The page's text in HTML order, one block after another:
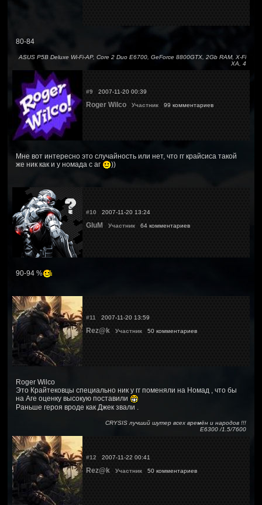
80-84
ASUS P5B Deluxe Wi-Fi-AP, Core 2 Duo E6700, GeForce 8800GTX, 2Gb RAM, X-Fi
XA, 4
#9 2007-11-20 00:39
Roger Wilco Участник 99 комментариев
Мне вот интересно это случайность или нет, что гг крайсиса такой
же ник как и у номада с аг
))
#10 2007-11-20 13:24
GluM Участник 64 комментариев
90-94 %
#11 2007-11-20 13:59
Rez@k Участник 50 комментариев
Roger Wilco
Это Крайтековцы специально ник у гг поменяли на Номад , что бы
на Аге оценку высокую поставили
Раньше героя вроде как Джек звали .
CRYSIS лучший шутер всех времён и народов !!!
Е6300 /1.5/7600
#12 2007-11-22 00:41
Rez@k Участник 50 комментариев